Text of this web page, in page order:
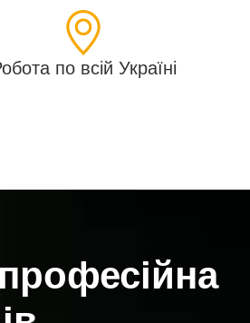
по всій Україні